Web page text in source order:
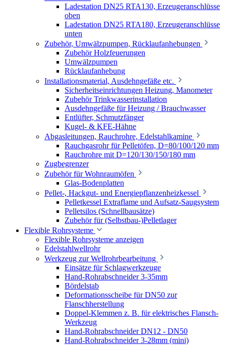
Ladestation DN25 RTA130, Erzeugeranschlüsse
oben
Ladestation DN25 RTA180, Erzeugeranschlüsse
unten
Zubehör, Umwälzpumpen, Rücklaufanhebungen
Zubehör Holzfeuerungen
Umwälzpumpen
Rücklaufanhebung
Installationsmaterial, Ausdehngefäße etc.
Sicherheitseinrichtungen Heizung, Manometer
Zubehör Trinkwasserinstallation
Ausdehngefäße für Heizung / Brauchwasser
Entlüfter, Schmutzfänger
Kugel- & KFE-Hähne
Abgasleitungen, Rauchrohre, Edelstahlkamine
Rauchgasrohr für Pelletöfen, D=80/100/120 mm
Rauchrohre mit D=120/130/150/180 mm
Zugbegrenzer
Zubehör für Wohnraumöfen
Glas-Bodenplatten
Pellet-, Hackgut- und Energiepflanzenheizkessel
Pelletkessel Extraflame und Aufsatz-Saugsystem
Pelletsilos (Schnellbausätze)
Zubehör für (Selbstbau-)Pelletlager
Flexible Rohrsysteme
Flexible Rohrsysteme anzeigen
Edelstahlwellrohr
Werkzeug zur Wellrohrbearbeitung
Einsätze für Schlagwerkzeuge
Hand-Rohrabschneider 3-35mm
Bördelstab
Deformationsscheibe für DN50 zur
Flanschherstellung
Doppel-Klemmen z. B. für elektrisches Flansch-
Werkzeug
Hand-Rohrabschneider DN12 - DN50
Hand-Rohrabschneider 3-28mm (mini)